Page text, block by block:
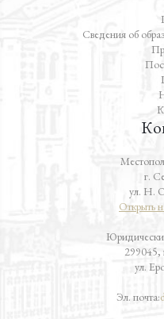
Сведения об
г.
ул. Н.
Открыть
299045,
ул.
Эл. почта: